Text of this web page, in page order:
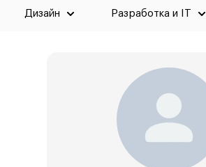
Дизайн Разработка и IT